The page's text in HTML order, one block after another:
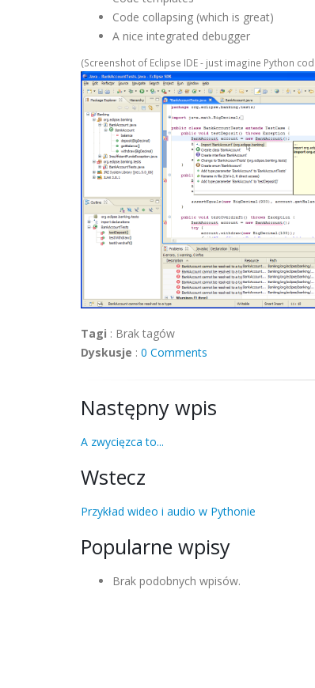
Code collapsing (which is great)
A nice integrated debugger
(Screenshot of Eclipse IDE- just imagine Python
Tagi : Brak tagów
Dyskusje : 0 Comments
Następny wpis
A zwycięzca to...
Wstecz
Przykład wideo i audio w Pythonie
Popularne wpisy
Brak podobnych wpisów.